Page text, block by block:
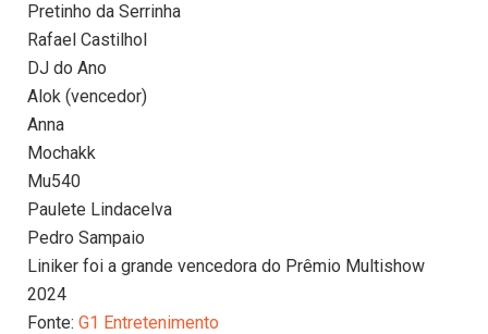
Pretinho da Serrinha
Rafael Castilhol
DJ do Ano
Alok (vencedor)
Anna
Mochakk
Mu540
Paulete Lindacelva
Pedro Sampaio
Liniker foi a grande vencedora do Prêmio Multishow
2024
Fonte: G1 Entretenimento